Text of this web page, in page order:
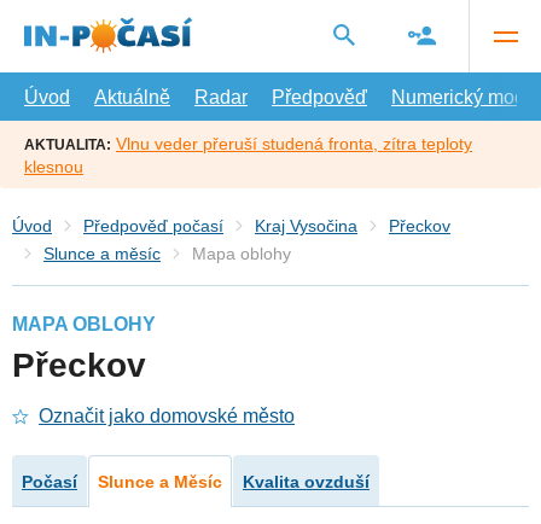
hlavní
Úvod
Aktuálně Radar Předpověď Numerický model
AKTUALITA: Vlnu veder přeruší studená fronta, zítra teploty
klesnou
Úvod Předpověď počasí Kraj Vysočina
Přeckov
Slunce a měsíc
Mapa oblohy
MAPA OBLOHY
Přeckov
Označit jako domovské město
Počasí Slunce a Měsíc Kvalita ovzduší